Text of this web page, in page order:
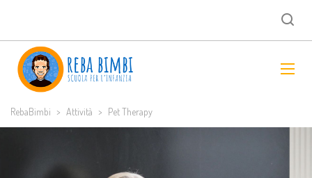
RebaBimbi > Attività > Pet Therapy